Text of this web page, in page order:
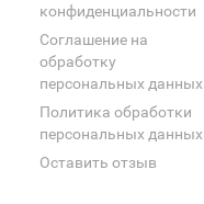
конфиденциальности
Соглашение на
обработку
персональных данных
Политика обработки
персональных данных
Оставить отзыв